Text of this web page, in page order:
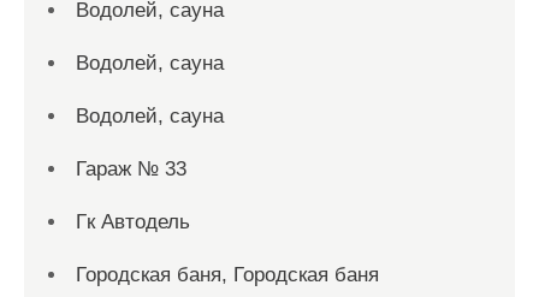
Водолей, сауна
Водолей, сауна
Водолей, сауна
Гараж № 33
Гк Автодель
Городская баня, Городская баня